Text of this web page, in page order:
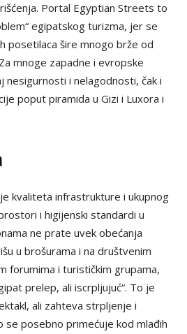
Portal Egyptian Streets to
egipatskog turizma, jer se
posetilaca šire mnogo brže od
mnoge zapadne i evropske
i nelagodnosti, čak i
poput piramida u Gizi i Luxora i
kvaliteta infrastrukture i ukupnog
i higijenski standardi u
ne prate uvek obećanja
u brošurama i na društvenim
forumima i turističkim grupama,
prelep, ali iscrpljujuć“. To je
ali zahteva strpljenje i
se posebno primećuje kod mlađih